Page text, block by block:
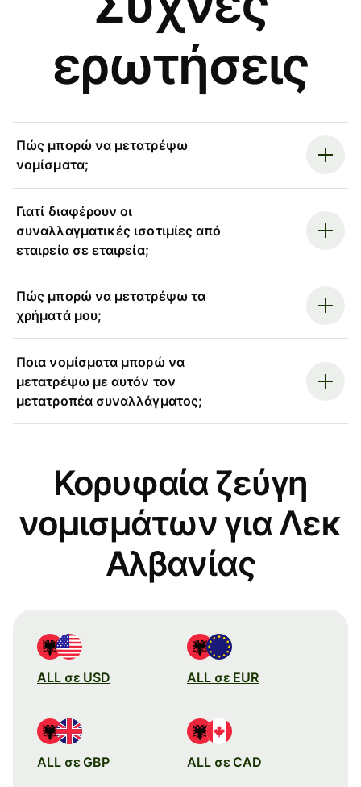
ερωτήσεις
Πώς μπορώ να μετατρέψω
νομίσματα;
Γιατί διαφέρουν οι
συναλλαγματικές ισοτιμίες από
εταιρεία σε εταιρεία;
Πώς μπορώ να μετατρέψω τα
χρήματά μου;
Ποια νομίσματα μπορώ να
μετατρέψω με αυτόν τον
μετατροπέα συναλλάγματος;
Κορυφαία ζεύγη
νομισμάτων για Λεκ
Αλβανίας
ALL σε USD ALL σε EUR
ALL σε GBP ALL σε CAD